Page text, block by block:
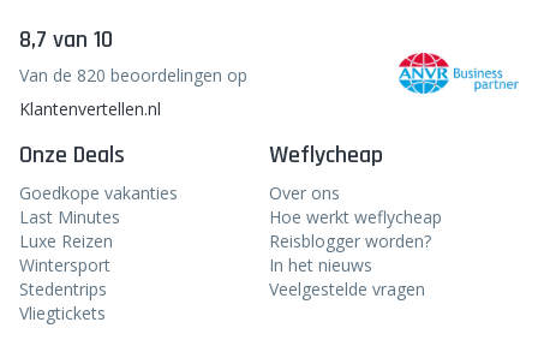
8,7 van 10
Van de 820 beoordelingen op
Klantenvertellen.nl
Onze Deals
Goedkope vakanties
Last Minutes
Luxe Reizen
Wintersport
Stedentrips
Vliegtickets
Weflycheap
Over ons
Hoe werkt weflycheap
Reisblogger worden?
In het nieuws
Veelgestelde vragen